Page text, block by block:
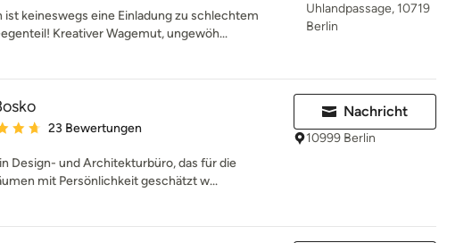
keineswegs eine Einladung zu schlechtem
Kreativer Wagemut, ungewöh...
Uhlandpassage, 10719
Berlin
Bewertung: 4.8 von 5 Sternen
23 Bewertungen
Design- und Architekturbüro, das für die
mit Persönlichkeit geschätzt w...
Nachricht
10999 Berlin